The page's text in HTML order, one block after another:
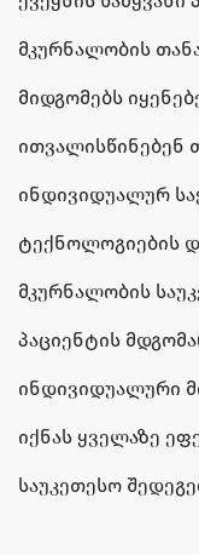
მკურნალობის
მიდგომებს
ითვალისწინებენ
ინდივიდუალურ
ტექნოლოგიების
მკურნალობის
პაციენტის
ინდივიდუალური
იქნას ყველაზე
საუკეთესო